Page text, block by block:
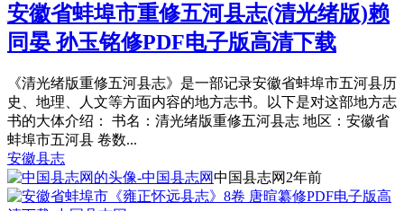
安徽省蚌埠市重修五河县志(清光绪版)赖
同晏 孙玉铭修PDF电子版高清下载
《清光绪版重修五河县志》是一部记录安徽省蚌埠市五河县历
史、地理、人文等方面内容的地方志书。以下是对这部地方志
书的大体介绍： 书名：清光绪版重修五河县志 地区：安徽省
蚌埠市五河县 卷数...
安徽县志
中国县志网 2年前